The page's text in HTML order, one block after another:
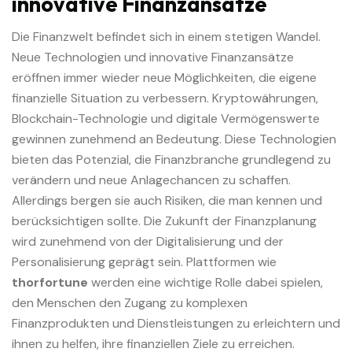
Die Finanzwelt befindet sich in einem stetigen Wandel.
Neue Technologien und innovative Finanzansätze
eröffnen immer wieder neue Möglichkeiten, die eigene
finanzielle Situation zu verbessern. Kryptowährungen,
Blockchain-Technologie und digitale Vermögenswerte
gewinnen zunehmend an Bedeutung. Diese Technologien
bieten das Potenzial, die Finanzbranche grundlegend zu
verändern und neue Anlagechancen zu schaffen.
Allerdings bergen sie auch Risiken, die man kennen und
berücksichtigen sollte. Die Zukunft der Finanzplanung
wird zunehmend von der Digitalisierung und der
Personalisierung geprägt sein. Plattformen wie
thorfortune werden eine wichtige Rolle dabei spielen,
den Menschen den Zugang zu komplexen
Finanzprodukten und Dienstleistungen zu erleichtern und
ihnen zu helfen, ihre finanziellen Ziele zu erreichen.